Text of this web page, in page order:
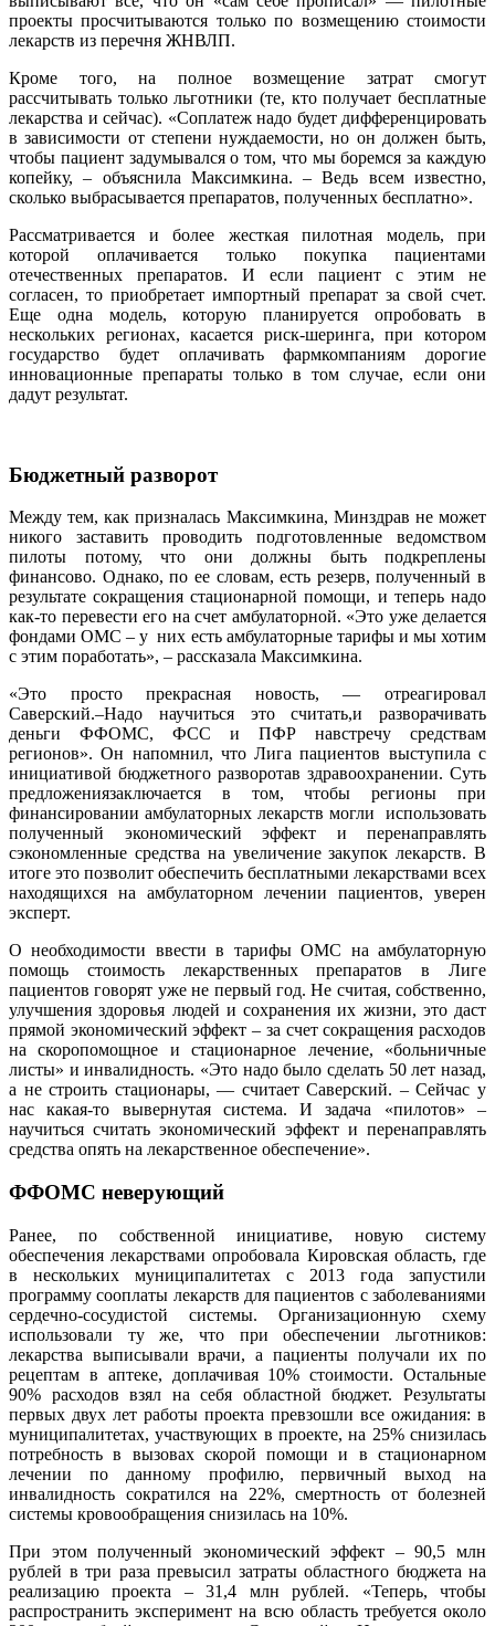
проекты просчитываются только по возмещению стоимости
лекарств из перечня ЖНВЛП.
Кроме того, на полное возмещение затрат смогут
рассчитывать только льготники (те, кто получает бесплатные
лекарства и сейчас). «Соплатеж надо будет дифференцировать
в зависимости от степени нуждаемости, но он должен быть,
чтобы пациент задумывался о том, что мы боремся за каждую
копейку, – объяснила Максимкина. – Ведь всем известно,
сколько выбрасывается препаратов, полученных бесплатно».
Рассматривается и более жесткая пилотная модель, при
которой оплачивается только покупка пациентами
отечественных препаратов. И если пациент с этим не
согласен, то приобретает импортный препарат за свой счет.
Еще одна модель, которую планируется опробовать в
нескольких регионах, касается риск-шеринга, при котором
государство будет оплачивать фармкомпаниям дорогие
инновационные препараты только в том случае, если они
дадут результат.
Бюджетный разворот
Между тем, как призналась Максимкина, Минздрав не может
никого заставить проводить подготовленные ведомством
пилоты потому, что они должны быть подкреплены
финансово. Однако, по ее словам, есть резерв, полученный в
результате сокращения стационарной помощи, и теперь надо
как-то перевести его на счет амбулаторной. «Это уже делается
фондами ОМС – у них есть амбулаторные тарифы и мы хотим
с этим поработать», – рассказала Максимкина.
«Это просто прекрасная новость, — отреагировал
Саверский.–Надо научиться это считать,и разворачивать
деньги ФФОМС, ФСС и ПФР навстречу средствам
регионов». Он напомнил, что Лига пациентов выступила с
инициативой бюджетного разворотав здравоохранении. Суть
предложениязаключается в том, чтобы регионы при
финансировании амбулаторных лекарств могли использовать
полученный экономический эффект и перенаправлять
сэкономленные средства на увеличение закупок лекарств. В
итоге это позволит обеспечить бесплатными лекарствами всех
находящихся на амбулаторном лечении пациентов, уверен
эксперт.
О необходимости ввести в тарифы ОМС на амбулаторную
помощь стоимость лекарственных препаратов в Лиге
пациентов говорят уже не первый год. Не считая, собственно,
улучшения здоровья людей и сохранения их жизни, это даст
прямой экономический эффект – за счет сокращения расходов
на скоропомощное и стационарное лечение, «больничные
листы» и инвалидность. «Это надо было сделать 50 лет назад,
а не строить стационары, — считает Саверский. – Сейчас у
нас какая-то вывернутая система. И задача «пилотов» –
научиться считать экономический эффект и перенаправлять
средства опять на лекарственное обеспечение».
ФФОМС неверующий
Ранее, по собственной инициативе, новую систему
обеспечения лекарствами опробовала Кировская область, где
в нескольких муниципалитетах с 2013 года запустили
программу сооплаты лекарств для пациентов с заболеваниями
сердечно-сосудистой системы. Организационную схему
использовали ту же, что при обеспечении льготников:
лекарства выписывали врачи, а пациенты получали их по
рецептам в аптеке, доплачивая 10% стоимости. Остальные
90% расходов взял на себя областной бюджет. Результаты
первых двух лет работы проекта превзошли все ожидания: в
муниципалитетах, участвующих в проекте, на 25% снизилась
потребность в вызовах скорой помощи и в стационарном
лечении по данному профилю, первичный выход на
инвалидность сократился на 22%, смертность от болезней
системы кровообращения снизилась на 10%.
При этом полученный экономический эффект – 90,5 млн
рублей в три раза превысил затраты областного бюджета на
реализацию проекта – 31,4 млн рублей. «Теперь, чтобы
распространить эксперимент на всю область требуется около